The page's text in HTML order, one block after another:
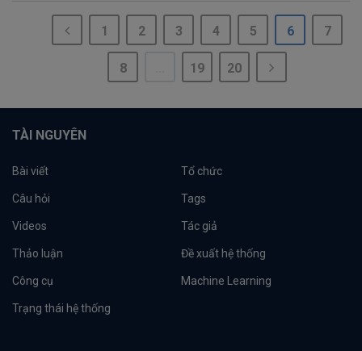
1 2 3 4 5 6 7
8 19 20
TÀI NGUYÊN
Bài viết Tổ chức
Câu hỏi Tags
Videos Tác giả
Thảo luận Đề xuất hệ thống
Công cụ Machine Learning
Trạng thái hệ thống